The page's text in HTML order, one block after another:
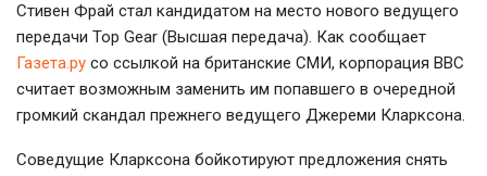
Стивен Фрай стал кандидатом на место нового ведущего
передачи Top Gear (Высшая передача). Как сообщает
Газета.ру со ссылкой на британские СМИ, корпорация BBC
считает возможным заменить им попавшего в очередной
громкий скандал прежнего ведущего Джереми Кларксона.
Соведущие Кларксона бойкотируют предложения снять